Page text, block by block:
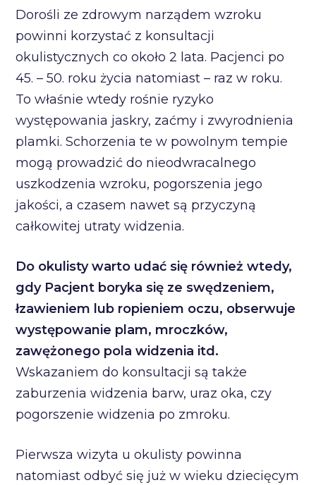
Dorośli ze zdrowym narządem wzroku
powinni korzystać z konsultacji
okulistycznych co około 2 lata. Pacjenci po
45. – 50. roku życia natomiast – raz w roku.
To właśnie wtedy rośnie ryzyko
występowania jaskry, zaćmy i zwyrodnienia
plamki. Schorzenia te w powolnym tempie
mogą prowadzić do nieodwracalnego
uszkodzenia wzroku, pogorszenia jego
jakości, a czasem nawet są przyczyną
całkowitej utraty widzenia.
Do okulisty warto udać się również wtedy,
gdy Pacjent boryka się ze swędzeniem,
łzawieniem lub ropieniem oczu, obserwuje
występowanie plam, mroczków,
zawężonego pola widzenia itd.
Wskazaniem do konsultacji są także
zaburzenia widzenia barw, uraz oka, czy
pogorszenie widzenia po zmroku.
Pierwsza wizyta u okulisty powinna
natomiast odbyć się już w wieku dziecięcym